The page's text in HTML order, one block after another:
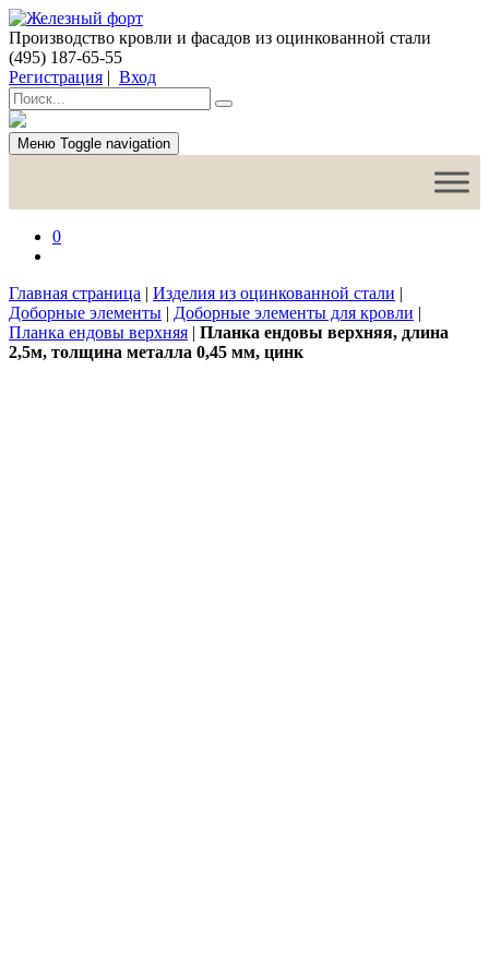
Производство кровли и фасадов из оцинкованной стали
(495) 187-65-55
Регистрация | Вход
Меню Toggle navigation
0
Главная страница | Изделия из оцинкованной стали |
Доборные элементы | Доборные элементы для кровли |
Планка ендовы верхняя | Планка ендовы верхняя, длина
2,5м, толщина металла 0,45 мм, цинк